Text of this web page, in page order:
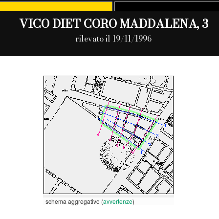
VICO DIET CORO MADDALENA, 3
rilevato il 19/11/1996
schema aggregativo (avvertenze)